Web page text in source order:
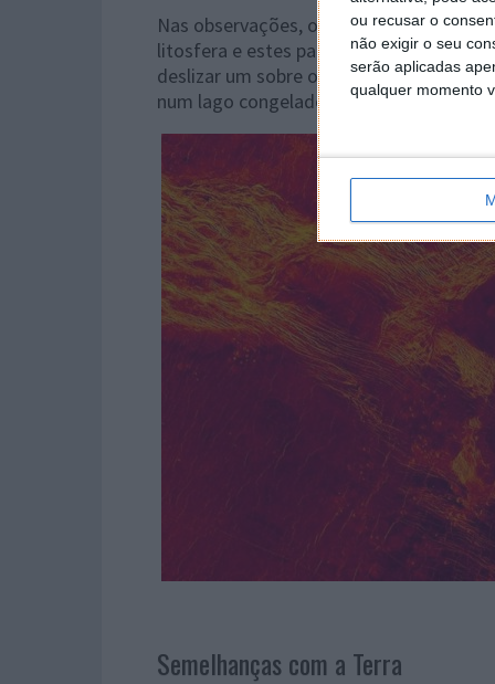
ou recusar o
não exigir o seu
serão aplicadas
qualquer momento
Nas observações, os cientistas
litosfera e estes pareciam ter-se
deslizar um sobre o outro. Este tipo de
num lago congelado".
Semelhanças com a Terra